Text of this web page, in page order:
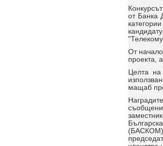
от Банка
Oт
проекта,
Целта
мащаб